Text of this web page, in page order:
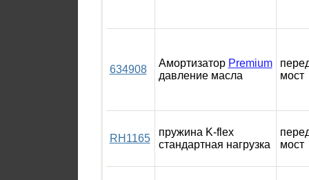
634908
Амортизатор Premium
давление масла
мост
RH1165
пружина K-flex
стандартная нагрузка
мост